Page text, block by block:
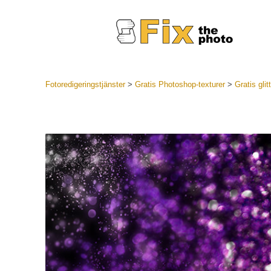
Best
Mobila
Fotoredigeringstjänster> Gratis Photoshop-texturer> Gratis